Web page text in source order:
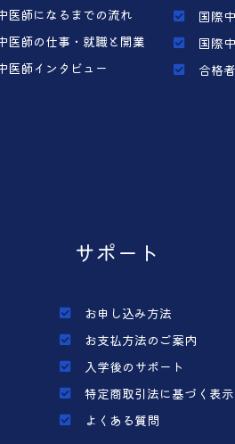
医師になるまでの流れ
医師の仕事・就職と開業
医師インタビュー
国際
国際
合格
サポート
お申し込み方法
お支払方法のご案内
入学後のサポート
特定商取引法に基づく表示
よくある質問